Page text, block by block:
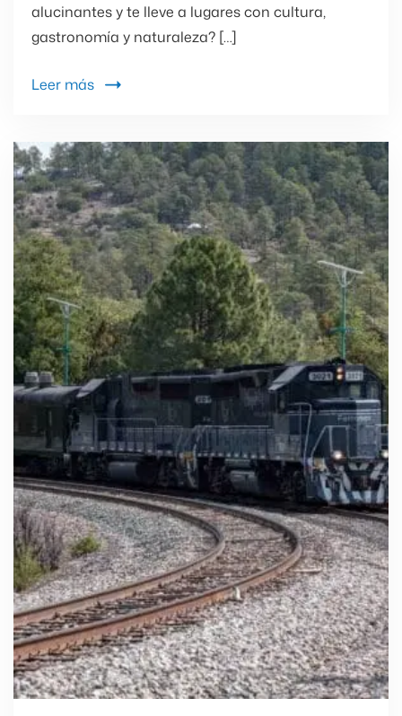
alucinantes y te lleve a lugares con cultura,
gastronomía y naturaleza? […]
Leer más